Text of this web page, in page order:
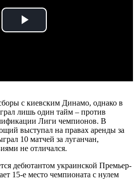
Play
с киевским Динамо, однако в
лишь один тайм – против
Лиги чемпионов. В
выступал на правах аренды за
10 матчей за луганчан,
не отличался.
дебютантом украинской Премьер-
15-е место чемпионата с нулем